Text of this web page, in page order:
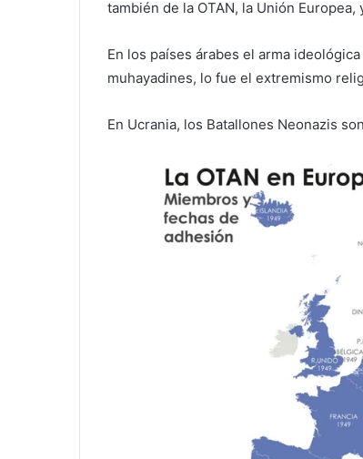
también de la OTAN, la Unión Europea,
En los países árabes el arma
muhayadines, lo fue el extremismo
En Ucrania, los Batallones Neonazis